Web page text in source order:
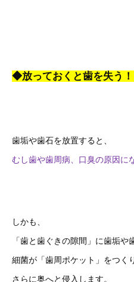
◆放っておくと歯を失う！
歯垢や歯石を放置すると、
むし歯や歯周病、口臭の原因に
しかも、
「歯と歯ぐきの隙間」に歯垢や
細菌が「歯周ポケット」をつく
さらに奥へと侵入します。